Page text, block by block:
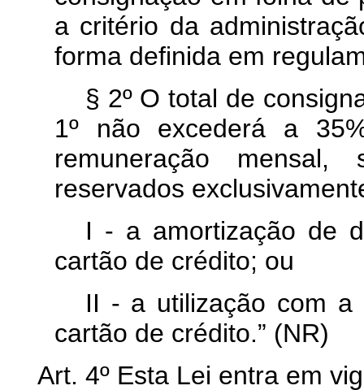
a critério da
forma definida em
§ 2º O total de
1º não excederá a
remuneração
reservados
I - a amortização de
cartão de crédito; ou
II - a utilização com a
cartão de crédito.” (NR)
Art. 4º Esta Lei entra em